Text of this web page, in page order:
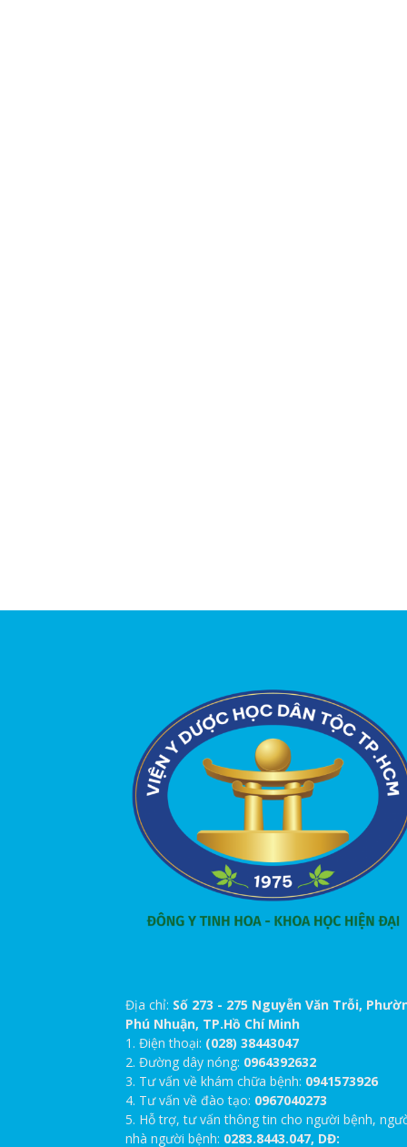
Địa chỉ: Số 273 - 275 Nguyễn Văn Trỗi,
Phú Nhuận, TP.Hồ Chí Minh
1. Điện thoại: (028) 38443047
2. Đường dây nóng: 0964392632
3. Tư vấn về khám chữa bệnh: 0941573926
4. Tư vấn về đào tạo: 0967040273
5. Hỗ trợ, tư vấn thông tin cho người bệnh,
nhà người bệnh: 0283.8443.047, DĐ: